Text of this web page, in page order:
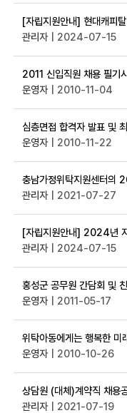
관리자 | 2024-07-15
2011 신입직원 채용 필기
운영자 | 2010-11-04
심층면접 합격자 발표 및
운영자 | 2010-11-22
충남가정위탁지원센터의
관리자 | 2021-07-27
관리자 | 2024-07-15
홍성군 공무원 간담회 및
운영자 | 2011-05-17
위탁아동에게는 행복한 미
운영자 | 2010-10-26
상담원 (대체)계약직 채용
관리자 | 2021-07-19